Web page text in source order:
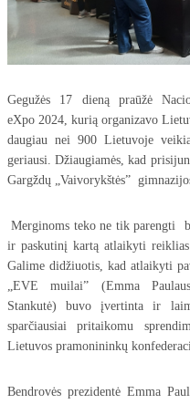
Gegužės 17 dieną praūžė
eXpo 2024, kurią organizavo
daugiau nei 900 Lietuvoje
geriausi. Džiaugiamės, kad
Gargždų „Vaivorykštės”
Merginoms teko ne tik parengti
ir paskutinį kartą atlaikyti
Galime didžiuotis, kad atlaikyti
„EVE muilai” (Emma
Stankutė) buvo įvertinta ir
sparčiausiai pritaikomu
Lietuvos pramonininkų
Bendrovės prezidentė Emma